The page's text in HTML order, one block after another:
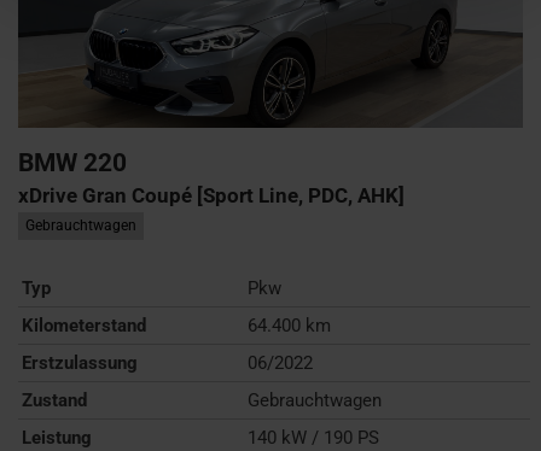
BMW 220
xDrive Gran Coupé [Sport Line, PDC, AHK]
Gebrauchtwagen
Typ
Pkw
Kilometerstand
64.400 km
Erstzulassung
06/2022
Zustand
Gebrauchtwagen
Leistung
140 kW / 190 PS